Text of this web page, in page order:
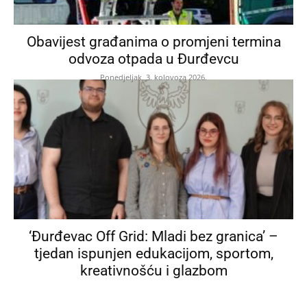
Obavijest građanima o promjeni termina
odvoza otpada u Đurđevcu
Ponedjeljak, 3. kolovoza 2026.
‘Đurđevac Off Grid: Mladi bez granica’ –
tjedan ispunjen edukacijom, sportom,
kreativnošću i glazbom